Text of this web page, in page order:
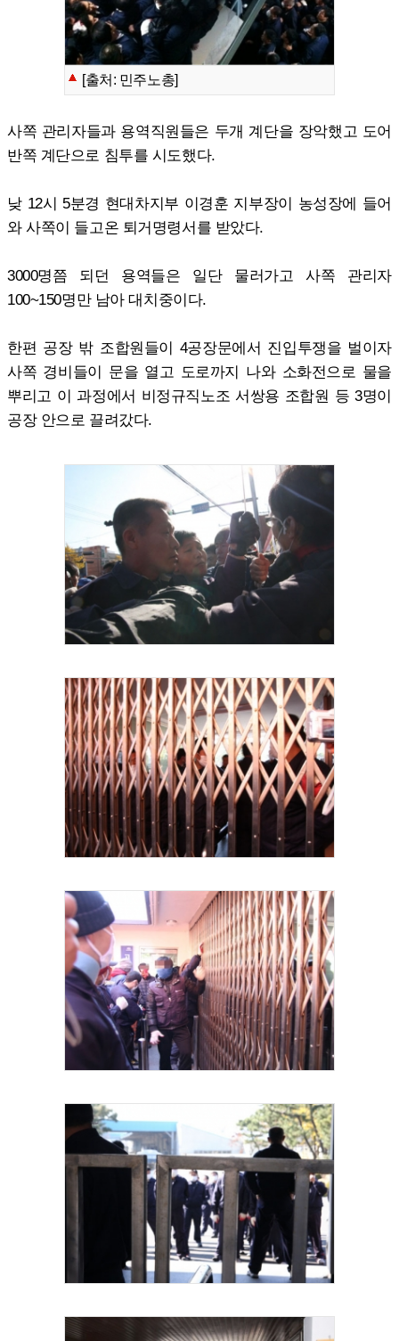
[출처: 민주노총]
사쪽 관리자들과 용역직원들은 두개 계단을 장악했고 도어
반쪽 계단으로 침투를 시도했다.
낮 12시 5분경 현대차지부 이경훈 지부장이 농성장에 들어
와 사쪽이 들고온 퇴거명령서를 받았다.
3000명쯤 되던 용역들은 일단 물러가고 사쪽 관리자
100~150명만 남아 대치중이다.
한편 공장 밖 조합원들이 4공장문에서 진입투쟁을 벌이자
사쪽 경비들이 문을 열고 도로까지 나와 소화전으로 물을
뿌리고 이 과정에서 비정규직노조 서쌍용 조합원 등 3명이
공장 안으로 끌려갔다.